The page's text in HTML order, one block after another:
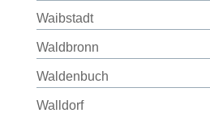
Waibstadt
Waldbronn
Waldenbuch
Walldorf